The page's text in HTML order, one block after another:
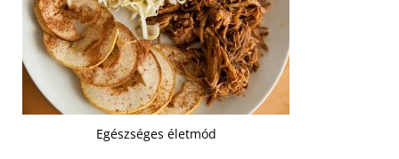
Egészséges életmód